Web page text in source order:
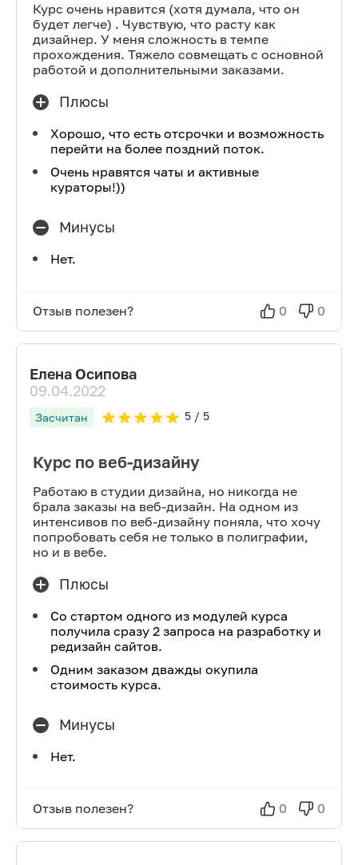
Курс очень нравится (хотя думала, что он
будет легче) . Чувствую, что расту как
дизайнер. У меня сложность в темпе
прохождения. Тяжело совмещать с основной
работой и дополнительными заказами.
Плюсы
Хорошо, что есть отсрочки и возможность
перейти на более поздний поток.
Очень нравятся чаты и активные
кураторы!))
Минусы
Нет.
Отзыв полезен? 0 0
Елена Осипова
09.04.2022
Засчитан 5/ 5
Курс по веб-дизайну
Работаю в студии дизайна, но никогда не
брала заказы на веб-дизайн. На одном из
интенсивов по веб-дизайну поняла, что хочу
попробовать себя не только в полиграфии,
но и в вебе.
Плюсы
Со стартом одного из модулей курса
получила сразу 2 запроса на разработку и
редизайн сайтов.
Одним заказом дважды окупила
стоимость курса.
Минусы
Нет.
Отзыв полезен? 0 0